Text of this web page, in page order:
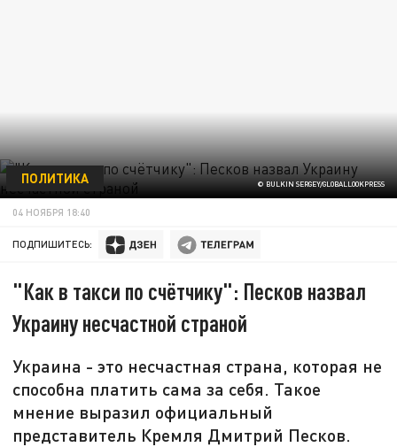
© BULKIN SERGEY/GLOBALLOOKPRESS
ПОЛИТИКА
04 НОЯБРЯ 18:40
ПОДПИШИТЕСЬ:
"Как в такси по счётчику": Песков назвал
Украину несчастной страной
Украина - это несчастная страна, которая не
способна платить сама за себя. Такое
мнение выразил официальный
представитель Кремля Дмитрий Песков.